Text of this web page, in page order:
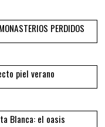
PERDIDOS
11
piel verano
12
Blanca: el oasis